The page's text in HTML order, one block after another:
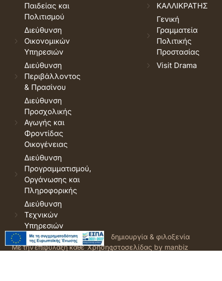
Παιδείας και
Πολιτισμού
Διεύθυνση
Οικονομικών
Υπηρεσιών
Διεύθυνση
Περιβάλλοντος
& Πρασίνου
Διεύθυνση
Προσχολικής
Αγωγής και
Φροντίδας
Οικογένειας
Διεύθυνση
Προγραμματισμού,
Οργάνωσης και
Πληροφορικής
Διεύθυνση
Τεχνικών
Υπηρεσιών
ΚΑΛΛΙΚΡΑΤΗΣ
Γενική
Γραμματεία
Πολιτικής
Προστασίας
Visit Drama
© 2026 Δήμος Δράμας.
Με την επιφύλαξη κάθε
Όροι
Χρήσης
δημιουργία & φιλοξενία
ιστοσελίδας by manbiz